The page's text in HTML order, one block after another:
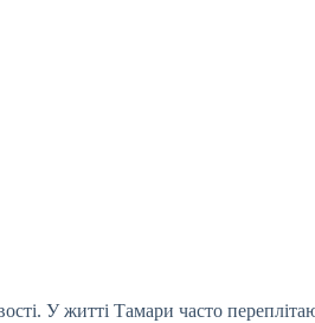
У житті Тамари часто